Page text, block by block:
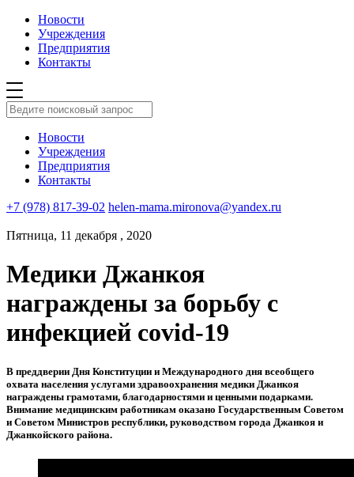
Новости
Учреждения
Предприятия
Контакты
Новости
Учреждения
Предприятия
Контакты
+7 (978) 817-39-02 helen-mama.mironova@yandex.ru
Пятница, 11 декабря , 2020
Медики Джанкоя
награждены за борьбу с
инфекцией covid-19
В преддверии Дня Конституции и Международного дня всеобщего
охвата населения услугами здравоохранения медики Джанкоя
награждены грамотами, благодарностями и ценными подарками.
Внимание медицинским работникам оказано Государственным Советом
и Советом Министров республики, руководством города Джанкоя и
Джанкойского района.